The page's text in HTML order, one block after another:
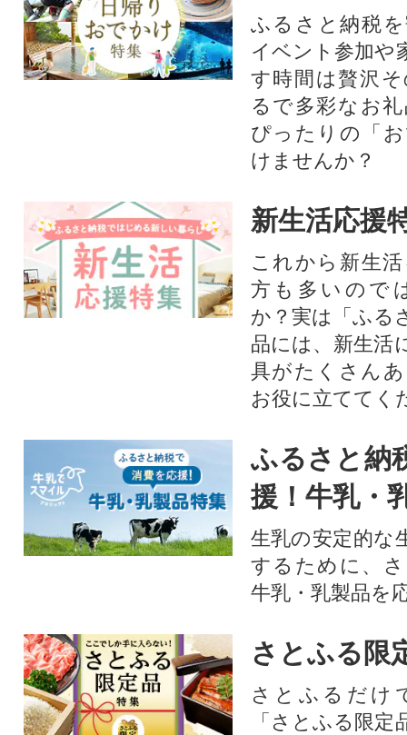
ふるさと納税
イベント参加や
す時間は贅沢
るで多彩なお
ぴったりの「
けませんか？
新生活応援
これから新生
方も多いので
か？実は「ふる
品には、新生活
具がたくさん
お役に立ててく
ふるさと納
援！牛乳・
生乳の安定的な
するために、
牛乳・乳製品を
さとふる限
さとふるだけ
「さとふる限